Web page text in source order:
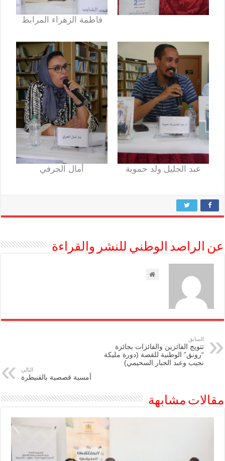
فاطمة الزهراء المرابط
عبد الجليل ولد حموية أمال الحرفي
عن الراصد الوطني للنشر والقراءة
السابق
تتويج الفائزين والفائزات بجائزة
“رونق” الوطنية للقصة (دورة مليكة
نجيب وعبد الجبار السحيمي)
التالي
أمسية قصصية بالقنيطرة
مقالات مشابهة